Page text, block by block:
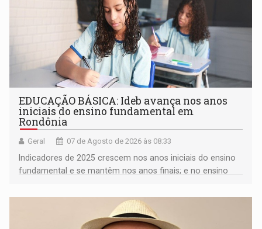
EDUCAÇÃO BÁSICA: Ideb avança nos anos
iniciais do ensino fundamental em
Rondônia
Geral 07 de Agosto de 2026 às 08:33
Indicadores de 2025 crescem nos anos iniciais do ensino
fundamental e se mantêm nos anos finais; e no ensino